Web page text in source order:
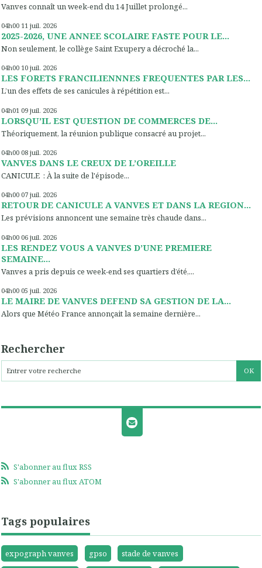
Vanves connaît un week-end du 14 Juillet prolongé...
04h00 11 juil. 2026
2025-2026, UNE ANNEE SCOLAIRE FASTE POUR LE...
Non seulement, le collège Saint Exupery a décroché la...
04h00 10 juil. 2026
LES FORETS FRANCILIENNNES FREQUENTES PAR LES...
L’un des effets de ses canicules à répétition est...
04h01 09 juil. 2026
LORSQU’IL EST QUESTION DE COMMERCES DE...
Théoriquement, la réunion publique consacré au projet...
04h00 08 juil. 2026
VANVES DANS LE CREUX DE L’OREILLE
CANICULE : À la suite de l'épisode...
04h00 07 juil. 2026
RETOUR DE CANICULE A VANVES ET DANS LA REGION...
Les prévisions annoncent une semaine très chaude dans...
04h00 06 juil. 2026
LES RENDEZ VOUS A VANVES D’UNE PREMIERE
SEMAINE...
Vanves a pris depuis ce week-end ses quartiers d’été,...
04h00 05 juil. 2026
LE MAIRE DE VANVES DEFEND SA GESTION DE LA...
Alors que Météo France annonçait la semaine dernière...
Rechercher
S'abonner au flux RSS
S'abonner au flux ATOM
Tags populaires
expograph vanves gpso
stade de vanves